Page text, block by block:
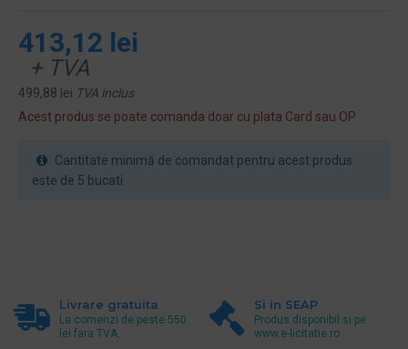
413,12 lei
+ TVA
499,88 lei TVA inclus
Acest produs se poate comanda doar cu plata Card sau OP
Cantitate minimă de comandat pentru acest produs
este de 5 bucati
Livrare gratuita
La comenzi de peste 550
lei fara TVA.
Si in SEAP
Produs disponibil si pe
www.e-licitatie.ro